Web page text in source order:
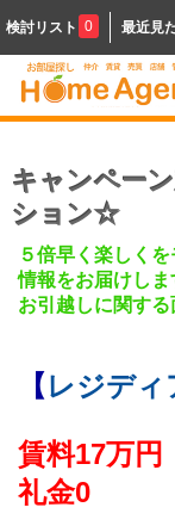
検討リスト 0 最近見
キャンペー
ション☆
５倍早く楽しく
情報をお届けしま
お引越しに関する
【 レジディ
賃料17万
礼金0